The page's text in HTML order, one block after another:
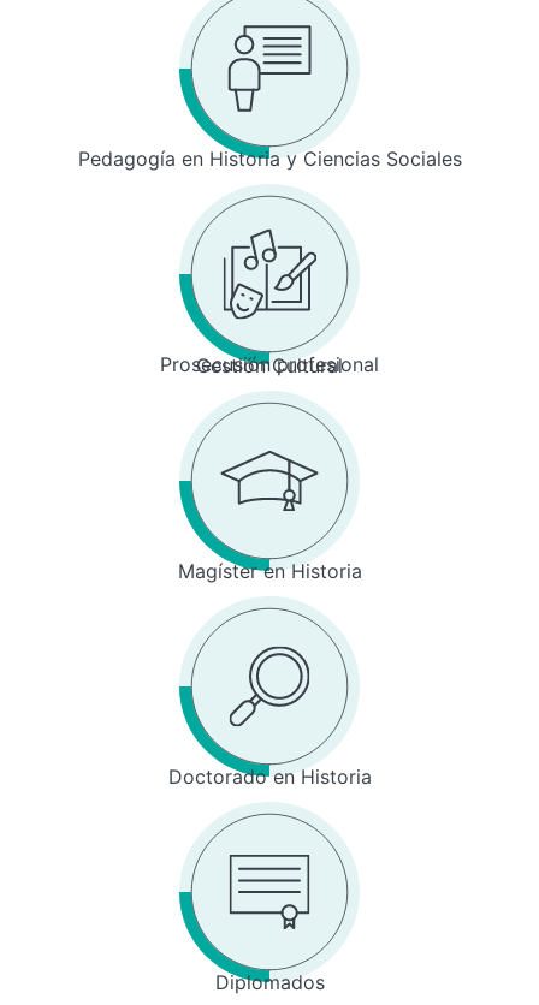
Pedagogía en Historia y Ciencias Sociales
Prosecusión profesional
Gestión Cultural
Magíster en Historia
Doctorado en Historia
Diplomados